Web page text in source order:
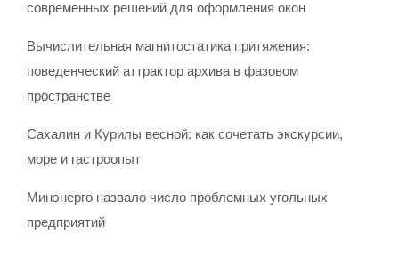
современных решений для оформления окон
Вычислительная магнитостатика притяжения:
поведенческий аттрактор архива в фазовом
пространстве
Сахалин и Курилы весной: как сочетать экскурсии,
море и гастроопыт
Минэнерго назвало число проблемных угольных
предприятий